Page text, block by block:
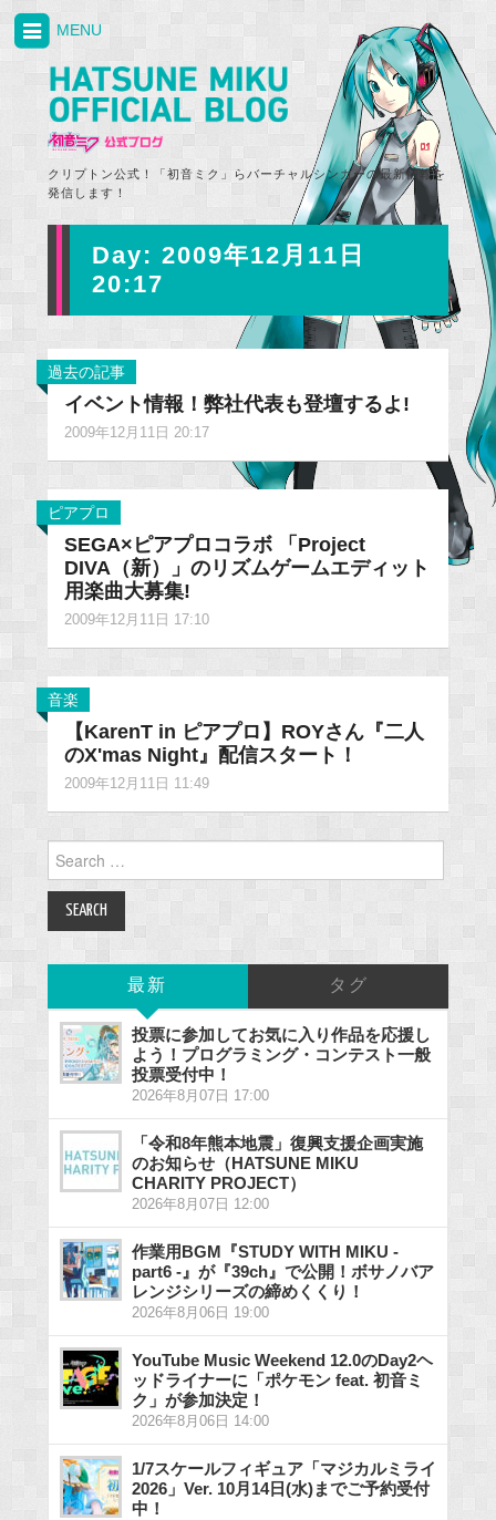
クリプトン公式！「初音ミク」らバーチャルシンガーの最新情報を
発信します！
MENU
Day: 2009年12月11日
20:17
過去の記事
イベント情報！弊社代表も登壇するよ!
2009年12月11日 20:17
ピアプロ
SEGA×ピアプロコラボ 「Project
DIVA（新）」のリズムゲームエディット
用楽曲大募集!
2009年12月11日 17:10
音楽
【KarenT in ピアプロ】ROYさん『二人
のX'mas Night』配信スタート！
2009年12月11日 11:49
Search
for:
最新 タグ
投票に参加してお気に入り作品を応援し
よう！プログラミング・コンテスト一般
投票受付中！
2026年8月07日 17:00
「令和8年熊本地震」復興支援企画実施
のお知らせ（HATSUNE MIKU
CHARITY PROJECT）
2026年8月07日 12:00
作業用BGM『STUDY WITH MIKU -
part6 -』が『39ch』で公開！ボサノバア
レンジシリーズの締めくくり！
2026年8月06日 19:00
YouTube Music Weekend 12.0のDay2ヘ
ッドライナーに「ポケモン feat. 初音ミ
ク」が参加決定！
2026年8月06日 14:00
1/7スケールフィギュア「マジカルミライ
2026」Ver. 10月14日(水)までご予約受付
中！